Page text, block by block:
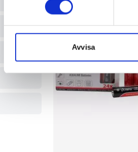
Den andra typen av cookies som
sociala medier och analysera vår
till de sociala medier och annons-
med annan information som du
Avvisa